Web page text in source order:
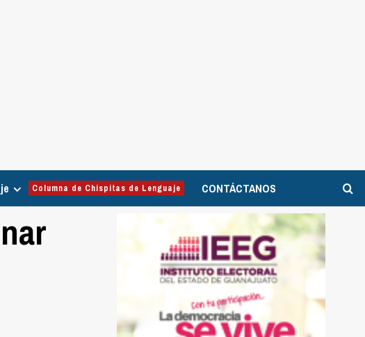
Columna de Chispitas de Lenguaje CONTÁCTANOS